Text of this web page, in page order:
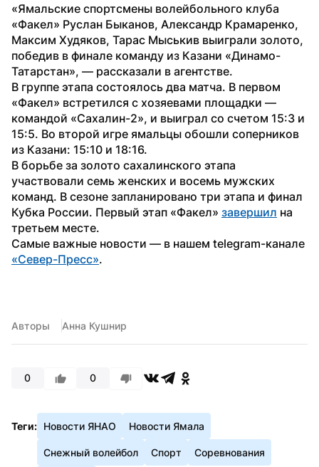
«Ямальские спортсмены волейбольного клуба
«Факел» Руслан Быканов, Александр Крамаренко,
Максим Худяков, Тарас Мыськив выиграли золото,
победив в финале команду из Казани «Динамо-
Татарстан», — рассказали в агентстве.
В группе этапа состоялось два матча. В первом
«Факел» встретился с хозяевами площадки —
командой «Сахалин-2», и выиграл со счетом 15:3 и
15:5. Во второй игре ямальцы обошли соперников
из Казани: 15:10 и 18:16.
В борьбе за золото сахалинского этапа
участвовали семь женских и восемь мужских
команд. В сезоне запланировано три этапа и финал
Кубка России. Первый этап «Факел» завершил на
третьем месте.
«Север-Пресс».
Авторы Анна Кушнир
0 0
Теги: Новости ЯНАО Новости Ямала
Снежный волейбол Спорт Соревнования